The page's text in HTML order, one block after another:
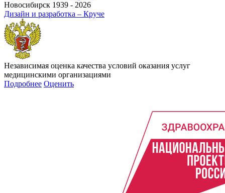
Новосибирск 1939 - 2026
Дизайн и разработка – Круче
Независимая оценка качества условий оказания услуг
медицинскими организациями
Подробнее Оценить